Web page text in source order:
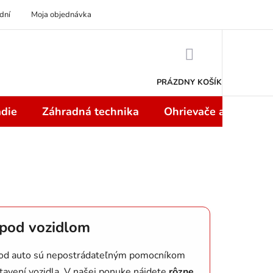
Moja objednávka
PRÁZDNY KOŠÍK
Záhradná technika Ohrievače a
vozidlom
auto sú nepostrádateľným pomocníkom